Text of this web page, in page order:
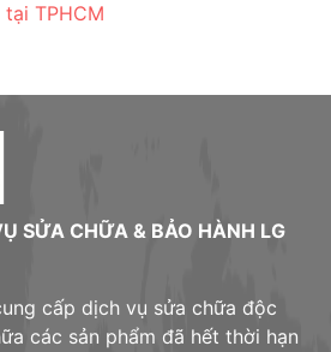
TPHCM
SỬA CHỮA & BẢO HÀNH LG
cấp dịch vụ sửa chữa độc
các sản phẩm đã hết thời hạn